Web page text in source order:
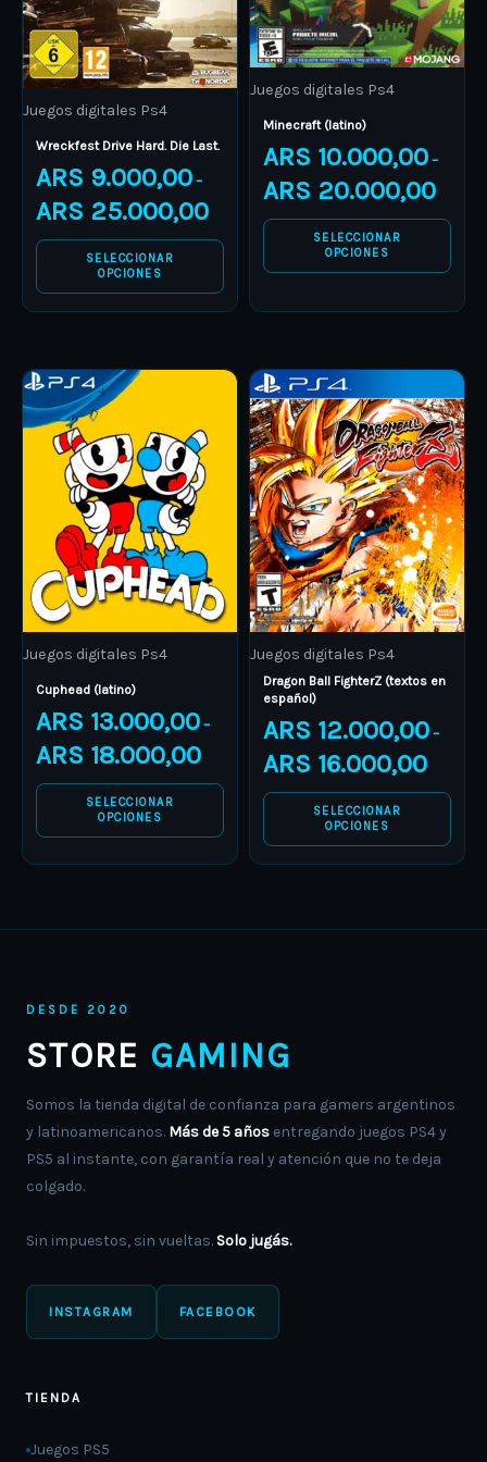
Juegos digitales Ps4
Wreckfest Drive Hard. Die Last.
ARS 9.000,00 –
ARS 25.000,00
SELECCIONAR
OPCIONES
options
may
be
chosen
on
the
product
page
Juegos digitales Ps4
Minecraft (latino)
ARS 10.000,00 –
ARS 20.000,00
SELECCIONAR
OPCIONES
options
may
be
chosen
on
product
Juegos digitales Ps4
Cuphead (latino)
ARS 13.000,00 –
ARS 18.000,00
ARS 13.000,00
through
ARS 18.000,00
SELECCIONAR
OPCIONES
This
product
has
multiple
variants.
options
may
be
chosen
on
the
product
page
Juegos digitales Ps4
Dragon Ball FighterZ (textos en
español)
ARS 12.000,00 –
ARS 16.000,00
range:
ARS
through
ARS
SELECCIONAR
OPCIONES
This
product
has
multiple
variants.
The
options
may
be
chosen
on
the
product
DESDE 2020
STORE GAMING
Somos la tienda digital de confianza para gamers argentinos
y latinoamericanos. Más de 5 años entregando juegos PS4 y
PS5 al instante, con garantía real y atención que no te deja
colgado.
Sin impuestos, sin vueltas. Solo jugás.
INSTAGRAM FACEBOOK
TIENDA
Juegos PS5